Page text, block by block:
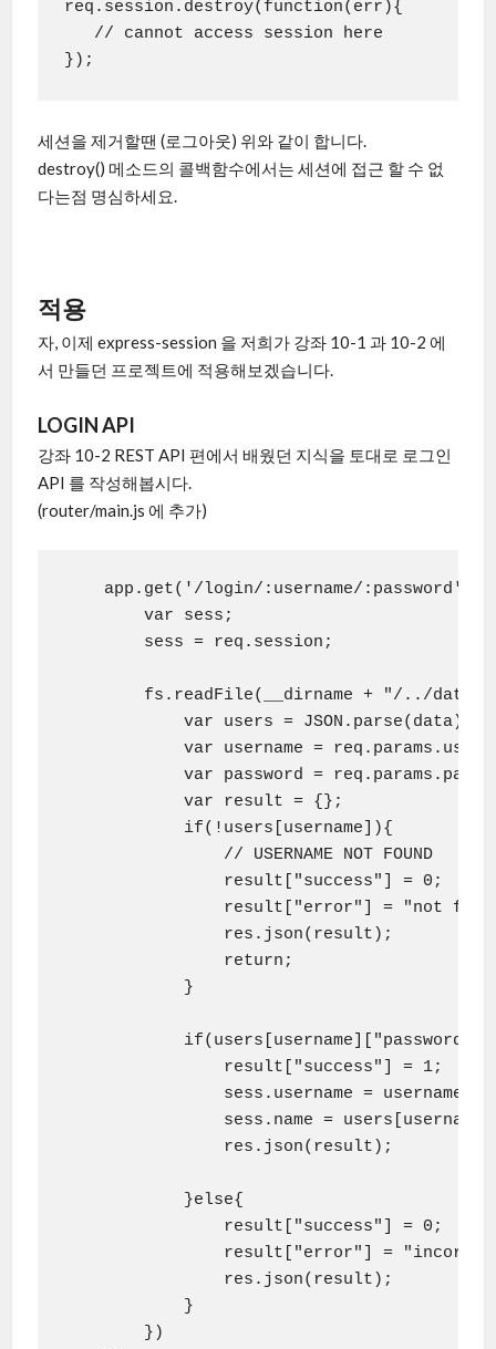
req.session.destroy(function(err){
   // cannot access session here
});
세션을 제거할땐 (로그아웃) 위와 같이 합니다.
destroy() 메소드의 콜백함수에서는 세션에 접근 할 수 없
다는점 명심하세요.
적용
자, 이제 express-session 을 저희가 강좌 10-1 과 10-2 에
서 만들던 프로젝트에 적용해보겠습니다.
LOGIN API
강좌 10-2 REST API 편에서 배웠던 지식을 토대로 로그인
API 를 작성해봅시다.
(router/main.js 에 추가)
app.get('/login/:username/:password',
        var sess;
        sess = req.session;
fs.readFile(__dirname + "/../data/
            var users = JSON.parse(data);
var username =
var password =
            var result = {};
            if(!users[username]){
                // USERNAME NOT FOUND
                result["success"] = 0;
result["error"] = "not
                res.json(result);
                return;
            }
if(users[username]["password"]
                result["success"] = 1;
                sess.username = username;
sess.name =
                res.json(result);
            }else{
                result["success"] = 0;
result["error"] =
                res.json(result);
            }
        })